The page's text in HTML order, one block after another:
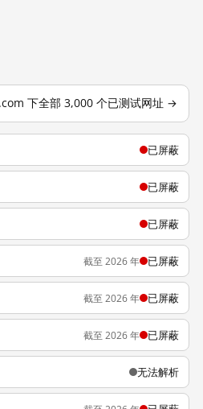
下全部 3,000 个已测试网址 →
已屏蔽
已屏蔽
已屏蔽
截至 2026 年 已屏蔽
截至 2026 年 已屏蔽
截至 2026 年 已屏蔽
无法解析